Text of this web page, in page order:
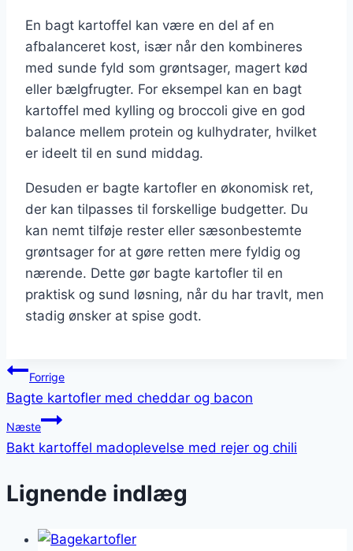
En bagt kartoffel kan være en del af en
afbalanceret kost, især når den kombineres
med sunde fyld som grøntsager, magert kød
eller bælgfrugter. For eksempel kan en bagt
kartoffel med kylling og broccoli give en god
balance mellem protein og kulhydrater, hvilket
er ideelt til en sund middag.
Desuden er bagte kartofler en økonomisk ret,
der kan tilpasses til forskellige budgetter. Du
kan nemt tilføje rester eller sæsonbestemte
grøntsager for at gøre retten mere fyldig og
nærende. Dette gør bagte kartofler til en
praktisk og sund løsning, når du har travlt, men
stadig ønsker at spise godt.
Indlægsnavigation
Forrige
Bagte kartofler med cheddar og bacon
Næste
Bakt kartoffel madoplevelse med rejer og chili
Lignende indlæg